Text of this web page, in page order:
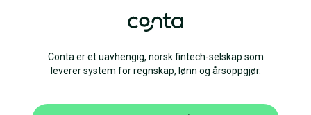
Conta er et uavhengig, norsk fintech-selskap som
leverer system for regnskap, lønn og årsoppgjør.